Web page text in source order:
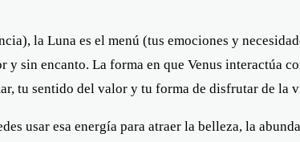
la Luna es el menú (tus emociones y
sin encanto. La forma en que Venus interactúa
tu sentido del valor y tu forma de disfrutar de la
usar esa energía para atraer la belleza, la